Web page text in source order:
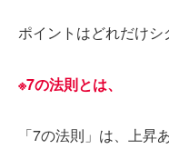
ポイントはどれだけシ
※7の法則とは、
「7の法則」は、上昇